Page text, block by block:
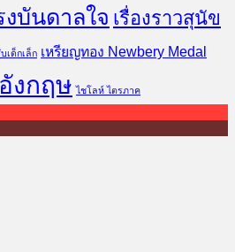
งบันดาลใจ เรื่องราวสุนัข
เด็กเล็ก เหรียญทอง Newbery Medal
งกฤษ ไชโลห์ ไตรภาค